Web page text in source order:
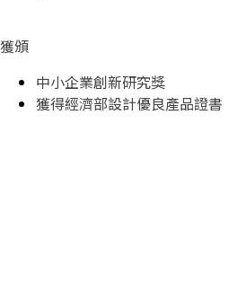
獲頒
中小企業創新研究獎
獲得經濟部設計優良產品證書